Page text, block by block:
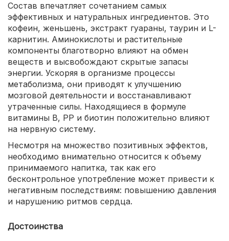
Состав впечатляет сочетанием самых
эффективных и натуральных ингредиентов. Это
кофеин, женьшень, экстракт гуараны, таурин и L-
карнитин. Аминокислоты и растительные
компоненты благотворно влияют на обмен
веществ и высвобождают скрытые запасы
энергии. Ускоряя в организме процессы
метаболизма, они приводят к улучшению
мозговой деятельности и восстанавливают
утраченные силы. Находящиеся в формуле
витамины В, РР и биотин положительно влияют
на нервную систему.
Несмотря на множество позитивных эффектов,
необходимо внимательно относится к объему
принимаемого напитка, так как его
бесконтрольное употребление может привести к
негативным последствиям: повышению давления
и нарушению ритмов сердца.
Достоинства